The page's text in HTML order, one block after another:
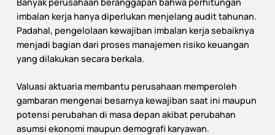
Banyak perusahaan beranggapan bahwa perhitungan
imbalan kerja hanya diperlukan menjelang audit tahunan.
Padahal, pengelolaan kewajiban imbalan kerja sebaiknya
menjadi bagian dari proses manajemen risiko keuangan
yang dilakukan secara berkala.
Valuasi aktuaria membantu perusahaan memperoleh
gambaran mengenai besarnya kewajiban saat ini maupun
potensi perubahan di masa depan akibat perubahan
asumsi ekonomi maupun demografi karyawan.